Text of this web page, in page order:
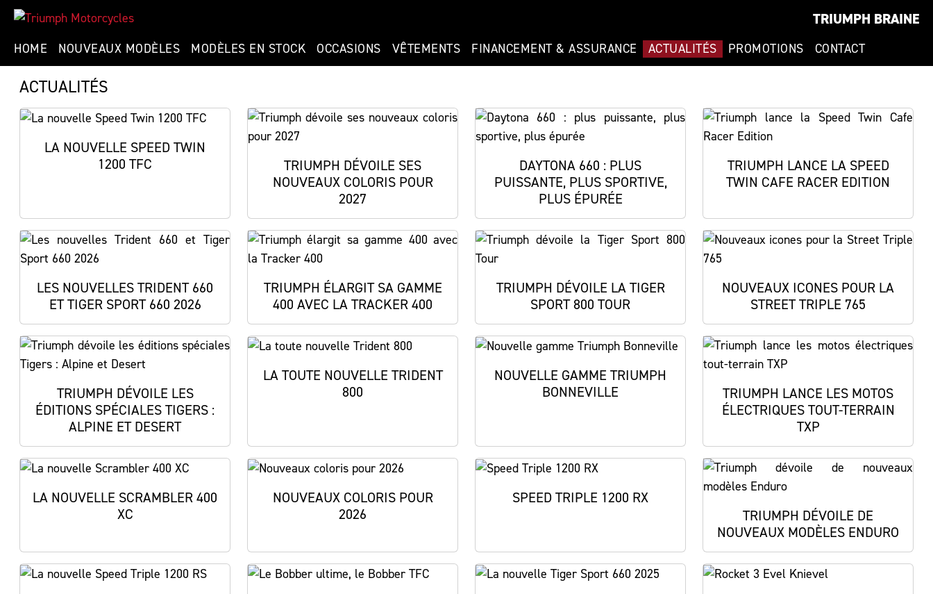
TRIUMPH BRAINE
HOME NOUVEAUX MODÈLES MODÈLES EN STOCK OCCASIONS VÊTEMENTS FINANCEMENT & ASSURANCE ACTUALITÉS PROMOTIONS CONTACT
ACTUALITÉS
LA NOUVELLE SPEED TWIN
1200 TFC
TRIUMPH DÉVOILE SES
NOUVEAUX COLORIS POUR
2027
DAYTONA 660 : PLUS
PUISSANTE, PLUS SPORTIVE,
PLUS ÉPURÉE
TRIUMPH LANCE LA SPEED
TWIN CAFE RACER EDITION
LES NOUVELLES TRIDENT 660
ET TIGER SPORT 660 2026
TRIUMPH ÉLARGIT SA GAMME
400 AVEC LA TRACKER 400
TRIUMPH DÉVOILE LA TIGER
SPORT 800 TOUR
NOUVEAUX ICONES POUR LA
STREET TRIPLE 765
TRIUMPH DÉVOILE LES
ÉDITIONS SPÉCIALES TIGERS :
ALPINE ET DESERT
LA TOUTE NOUVELLE TRIDENT
800
NOUVELLE GAMME TRIUMPH
BONNEVILLE
TRIUMPH LANCE LES MOTOS
ÉLECTRIQUES TOUT-TERRAIN
TXP
LA NOUVELLE SCRAMBLER 400
XC
NOUVEAUX COLORIS POUR
2026
SPEED TRIPLE 1200 RX
TRIUMPH DÉVOILE DE
NOUVEAUX MODÈLES ENDURO